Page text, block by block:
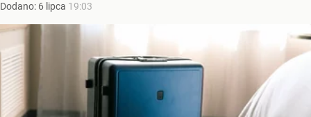
Dodano: 6 lipca 19:03